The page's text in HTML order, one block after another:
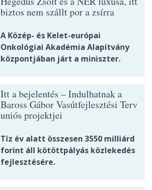
biztos nem szállt por a zsírra
A Közép- és Kelet-európai
Onkológiai Akadémia Alapítvány
központjában járt a miniszter.
Itt a bejelentés – Indulhatnak a
Baross Gábor Vasútfejlesztési Terv
uniós projektjei
Tíz év alatt összesen 3550 milliárd
forint áll kötöttpályás közlekedés
fejlesztésére.